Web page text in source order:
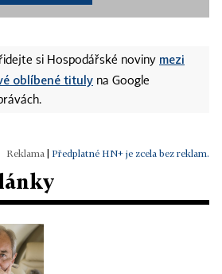
si Hospodářské noviny mezi
oblíbené tituly na Google
Předplatné HN+ je zcela bez reklam.